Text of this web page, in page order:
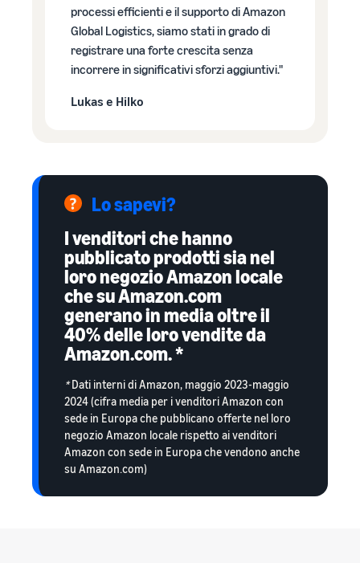
processi efficienti e il supporto di Amazon
Global Logistics, siamo stati in grado di
registrare una forte crescita senza
incorrere in significativi sforzi aggiuntivi."
Lukas e Hilko
Lo sapevi?
I venditori che hanno
pubblicato prodotti sia nel
loro negozio Amazon locale
che su Amazon.com
generano in media oltre il
40% delle loro vendite da
Amazon.com. *
*Dati interni di Amazon, maggio 2023-maggio
2024 (cifra media per i venditori Amazon con
sede in Europa che pubblicano offerte nel loro
negozio Amazon locale rispetto ai venditori
Amazon con sede in Europa che vendono anche
su Amazon.com)